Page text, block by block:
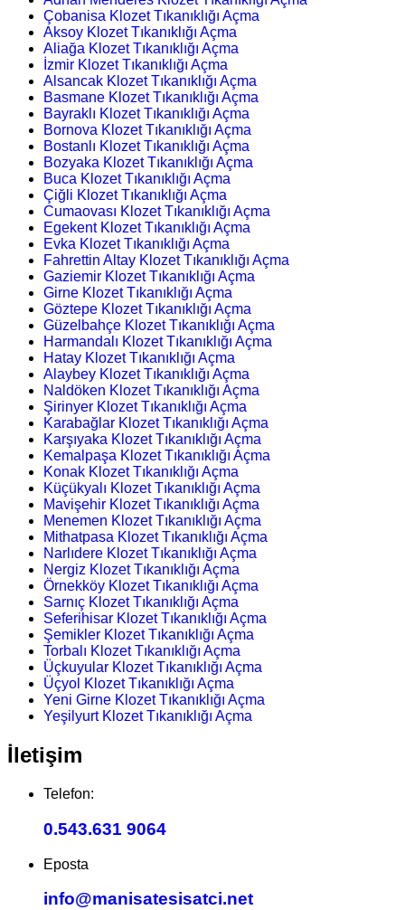
Çobanisa Klozet Tıkanıklığı Açma
Aksoy Klozet Tıkanıklığı Açma
Aliağa Klozet Tıkanıklığı Açma
İzmir Klozet Tıkanıklığı Açma
Alsancak Klozet Tıkanıklığı Açma
Basmane Klozet Tıkanıklığı Açma
Bayraklı Klozet Tıkanıklığı Açma
Bornova Klozet Tıkanıklığı Açma
Bostanlı Klozet Tıkanıklığı Açma
Bozyaka Klozet Tıkanıklığı Açma
Buca Klozet Tıkanıklığı Açma
Çiğli Klozet Tıkanıklığı Açma
Cumaovası Klozet Tıkanıklığı Açma
Egekent Klozet Tıkanıklığı Açma
Evka Klozet Tıkanıklığı Açma
Fahrettin Altay Klozet Tıkanıklığı Açma
Gaziemir Klozet Tıkanıklığı Açma
Girne Klozet Tıkanıklığı Açma
Göztepe Klozet Tıkanıklığı Açma
Güzelbahçe Klozet Tıkanıklığı Açma
Harmandalı Klozet Tıkanıklığı Açma
Hatay Klozet Tıkanıklığı Açma
Alaybey Klozet Tıkanıklığı Açma
Naldöken Klozet Tıkanıklığı Açma
Şirinyer Klozet Tıkanıklığı Açma
Karabağlar Klozet Tıkanıklığı Açma
Karşıyaka Klozet Tıkanıklığı Açma
Kemalpaşa Klozet Tıkanıklığı Açma
Konak Klozet Tıkanıklığı Açma
Küçükyalı Klozet Tıkanıklığı Açma
Mavişehir Klozet Tıkanıklığı Açma
Menemen Klozet Tıkanıklığı Açma
Mithatpasa Klozet Tıkanıklığı Açma
Narlıdere Klozet Tıkanıklığı Açma
Nergiz Klozet Tıkanıklığı Açma
Örnekköy Klozet Tıkanıklığı Açma
Sarnıç Klozet Tıkanıklığı Açma
Seferihisar Klozet Tıkanıklığı Açma
Şemikler Klozet Tıkanıklığı Açma
Torbalı Klozet Tıkanıklığı Açma
Üçkuyular Klozet Tıkanıklığı Açma
Üçyol Klozet Tıkanıklığı Açma
Yeni Girne Klozet Tıkanıklığı Açma
Yeşilyurt Klozet Tıkanıklığı Açma
İletişim
Telefon:
0.543.631 9064
Eposta
info@manisatesisatci.net